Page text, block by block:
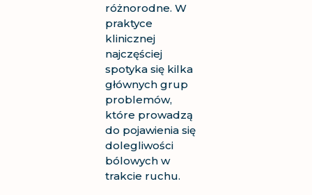
różnorodne. W
praktyce
klinicznej
najczęściej
spotyka się kilka
głównych grup
problemów,
które prowadzą
do pojawienia się
dolegliwości
bólowych w
trakcie ruchu.